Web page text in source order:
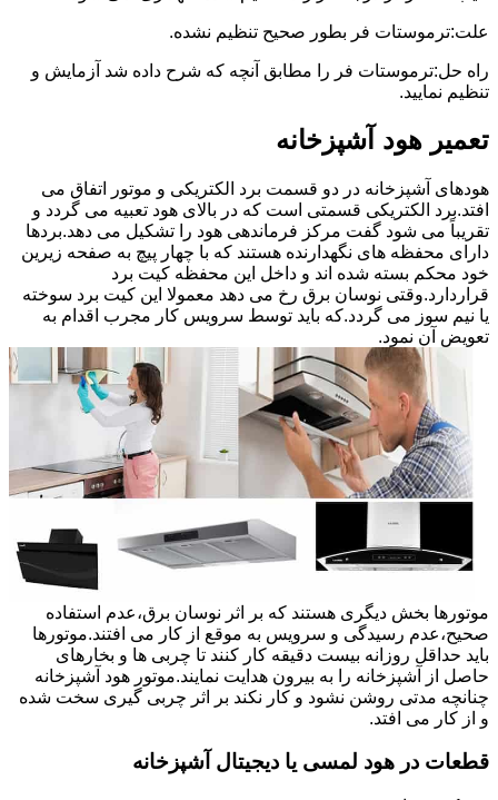
علت:ترموستات فر بطور صحیح تنظیم نشده.
راه حل:ترموستات فر را مطابق آنچه که شرح داده شد آزمایش و
تنظیم نمایید.
تعمیر هود آشپزخانه
هودهای آشپزخانه در دو قسمت برد الکتریکی و موتور اتفاق می
افتد.برد الکتریکی قسمتی است که در بالای هود تعبیه می گردد و
تقریباً می شود گفت مرکز فرماندهی هود را تشکیل می دهد.بردها
دارای محفظه های نگهدارنده هستند که با چهار پیچ به صفحه زیرین
خود محکم بسته شده اند و داخل این محفظه کیت برد
قراردارد.وقتی نوسان برق رخ می دهد معمولا این کیت برد سوخته
یا نیم سوز می گردد.که باید توسط سرویس کار مجرب اقدام به
تعویض آن نمود.
موتورها بخش دیگری هستند که بر اثر نوسان برق،عدم استفاده
صحیح،عدم رسیدگی و سرویس به موقع از کار می افتند.موتورها
باید حداقل روزانه بیست دقیقه کار کنند تا چربی ها و بخارهای
حاصل از آشپزخانه را به بیرون هدایت نمایند.موتور هود آشپزخانه
چنانچه مدتی روشن نشود و کار نکند بر اثر چربی گیری سخت شده
و از کار می افتد.
قطعات در هود لمسی یا دیجیتال آشپزخانه